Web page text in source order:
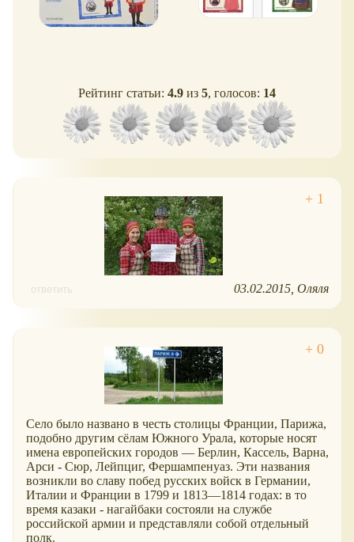
Рейтинг статьи: 4.9 из 5, голосов: 14
ответить 03.02.2015 Оляля
Село было названо в честь столицы Франции, Парижа,
подобно другим сёлам Южного Урала, которые носят
имена европейских городов — Берлин, Кассель, Варна,
Арси - Сюр, Лейпциг, Фершампенуаз. Эти названия
возникли во славу побед русских войск в Германии,
Италии и Франции в 1799 и 1813—1814 годах: в то
время казаки - нагайбаки состояли на службе
российской армии и представляли собой отдельный
полк.